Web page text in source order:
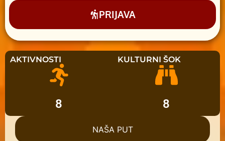
PRIJAVA
AKTIVNOSTI
8
KULTURNI ŠOK
8
NAŠA PUT